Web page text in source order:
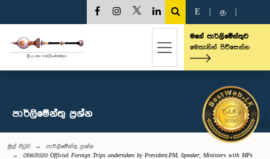
E த
මගේ පාර්ලිමේන්තුව
මෙතැනින් පිවිසෙන්න
පාර්ලි‌මේන්තු‌ ප්‍රශ්න
මුල් පිටුව
පාර්ලි‌මේන්තු‌ ප්‍රශ්න
0106/2020: Official Foreign Trips undertaken by President,PM, Speaker, Ministers with MPs